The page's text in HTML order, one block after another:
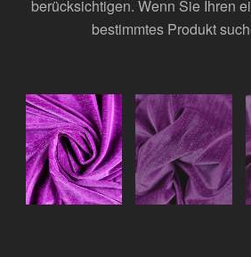
berücksichtigen. Wenn Sie Ihren
bestimmtes Produkt